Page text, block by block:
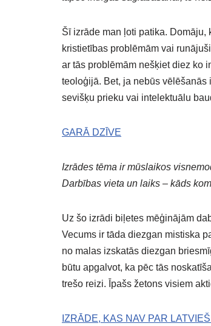
Šī izrāde man ļoti patika.
kristietības problēmām vai
ar tās problēmām nešķiet diez ko
teoloģijā. Bet, ja nebūs
sevišķu prieku vai intelektuālu
GARĀ DZĪVE
Izrādes tēma ir mūslaikos
Darbības vieta un laiks – kāds
Uz šo izrādi biļetes mēģinājām
Vecums ir tāda diezgan mistiska
no malas izskatās diezgan
būtu apgalvot, ka pēc tās
trešo reizi. Īpašs žetons visiem
IZRĀDE, KAS NAV PAR